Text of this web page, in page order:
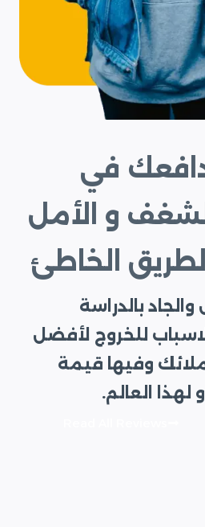
دافعك في
و الأمل
الخاطئ
بالدراسة
للخروج لأفضل
وفيها قيمة
العالم.